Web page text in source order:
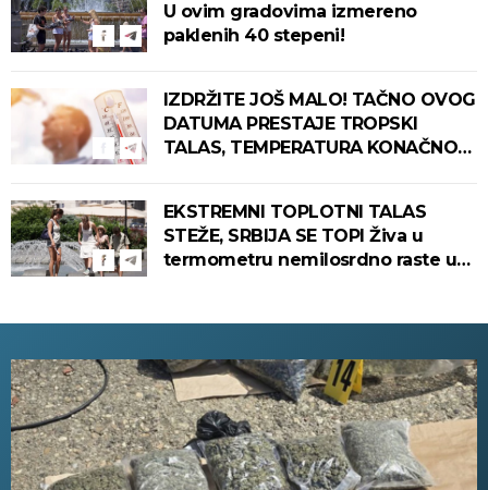
U ovim gradovima izmereno
paklenih 40 stepeni!
IZDRŽITE JOŠ MALO! TAČNO OVOG
DATUMA PRESTAJE TROPSKI
TALAS, TEMPERATURA KONAČNO
EKSTREMNI TOPLOTNI TALAS
STEŽE, SRBIJA SE TOPI Živa u
termometru nemilosrdno raste u